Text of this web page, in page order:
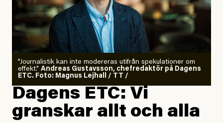
”Journalistik kan inte modereras utifrån spekulationer om
effekt.” Andreas Gustavsson, chefredaktör på Dagens
ETC. Foto: Magnus Lejhall / TT /
Dagens ETC: Vi
granskar allt och alla